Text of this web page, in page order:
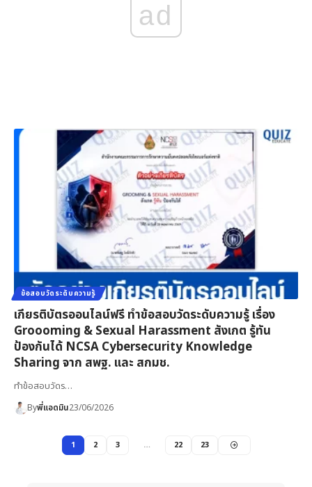
ad
ข้อสอบวัดระดับความรู้
เกียรติบัตรออนไลน์ฟรี ทำข้อสอบวัดระดับความรู้ เรื่อง
Groooming & Sexual Harassment สังเกต รู้ทัน
ป้องกันได้ NCSA Cybersecurity Knowledge
Sharing จาก สพฐ. และ สกมช.
ทำข้อสอบวัดร…
Byพี่แอดมิน23/06/2026
1 2 3 … 22 23